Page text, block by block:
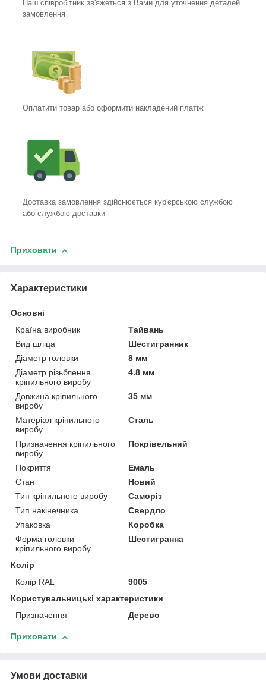
Наш співробітник зв'яжеться з Вами для уточнення деталей
замовлення
Оплатити товар або оформити накладений платіж
Доставка замовлення здійснюється кур'єрською службою
або службою доставки
Приховати
Характеристики
Основні
Країна виробник
Тайвань
Вид шліца
Шестигранник
Діаметр головки
8 мм
Діаметр різьблення
кріпильного виробу
4.8 мм
Довжина кріпильного
виробу
35 мм
Матеріал кріпильного
виробу
Сталь
Призначення кріпильного
виробу
Покрівельний
Покриття
Емаль
Стан
Новий
Тип кріпильного виробу
Саморіз
Тип накінечника
Свердло
Упаковка
Коробка
Форма головки
кріпильного виробу
Шестигранна
Колір
Колір RAL
9005
Користувальницькі характеристики
Призначення
Дерево
Приховати
Умови доставки